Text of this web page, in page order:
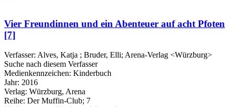
Vier Freundinnen und ein Abenteuer auf acht Pfoten
[7]
Verfasser: Alves, Katja ; Bruder, Elli; Arena-Verlag <Würzburg>
Suche nach diesem Verfasser
Medienkennzeichen: Kinderbuch
Jahr: 2016
Verlag: Würzburg, Arena
Reihe: Der Muffin-Club; 7